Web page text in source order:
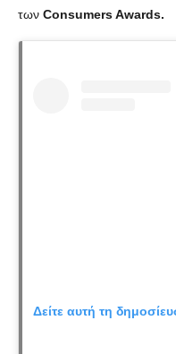
των Consumers Awards.
Δείτε αυτή τη